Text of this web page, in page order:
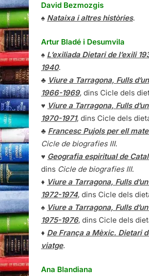
David Bezmozgis
♠ Nataixa i altres històries.
Artur Bladé i Desumvila
♠ L’exiliada Dietari de l’exili
1940.
♣ Viure a Tarragona, Fulls
1966-1969, dins Cicle dels
♥ Viure a Tarragona, Fulls
1970-1971, dins Cicle dels
♣ Francesc Pujols per ell
Cicle de biografies III.
♥ Geografia espiritual de
dins Cicle de biografies III.
♦ Viure a Tarragona, Fulls
1972-1974, dins Cicle dels
♠ Viure a Tarragona, Fulls
1975-1976, dins Cicle dels
♦ De França a Mèxic. Dietari
viatge.
Ana Blandiana